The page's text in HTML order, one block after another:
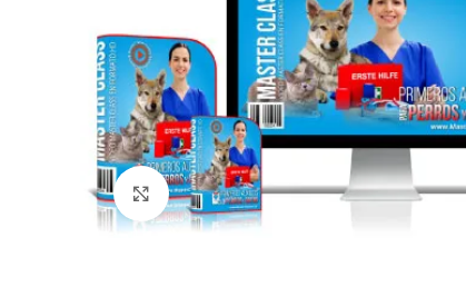
Click para agrandar